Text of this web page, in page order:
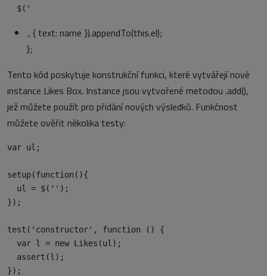
  $('
‚, { text: name }).appendTo(this.el);
};
Tento kód poskytuje konstrukční funkci, které vytvářejí nové
instance Likes Box. Instance jsou vytvořené metodou .add(),
jež můžete použít pro přidání nových výsledků. Funkčnost
můžete ověřit několika testy:
var ul;
setup(function(){
  ul = $('');
});
test('constructor', function () {
  var l = new Likes(ul);
  assert(l);
});